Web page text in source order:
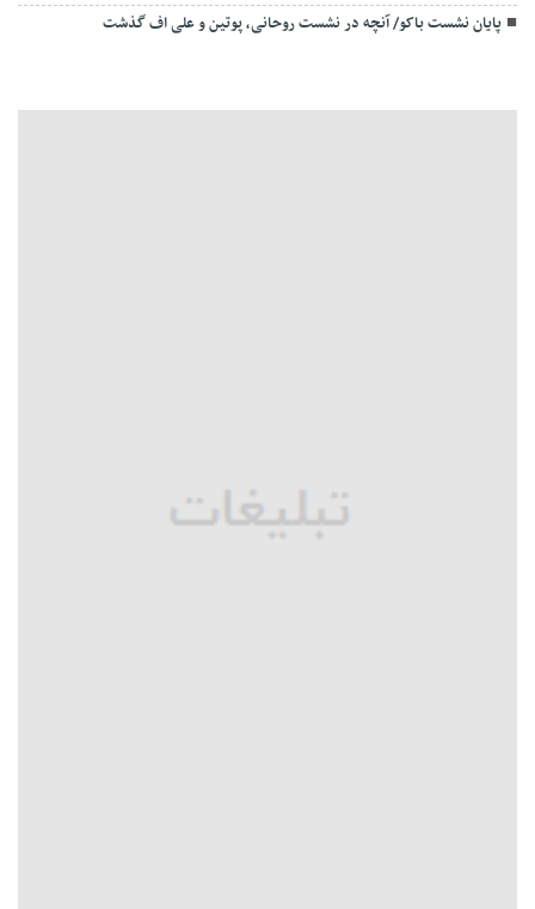
پایان نشست باکو/ آنچه در نشست روحانی، پوتین و علی اف گذشت